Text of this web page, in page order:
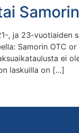
, ja 23-vuotiaiden
Samorin OTC
ei
laskuilla on […]